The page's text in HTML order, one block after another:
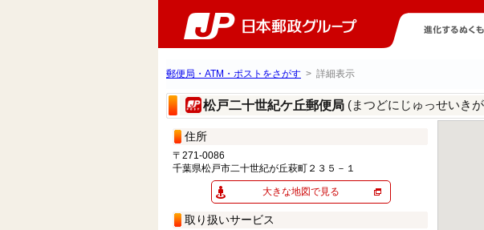
郵便局・ATM・ポストをさがす > 詳細表示
松戸二十世紀ケ丘郵便局 (まつどにじゅっせいき
住所
〒271-0086
千葉県松戸市二十世紀が丘萩町２３５－１
大きな地図で見る
取り扱いサービス